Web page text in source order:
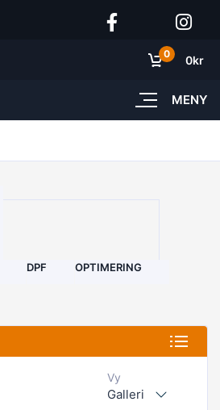
MENY
0 0kr
DPF OPTIMERING
Vy
Galleri